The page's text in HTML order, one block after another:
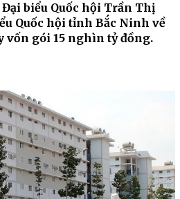
biểu Quốc hội Trần Thị
Quốc hội tỉnh Bắc Ninh về
vốn gói 15 nghìn tỷ đồng.